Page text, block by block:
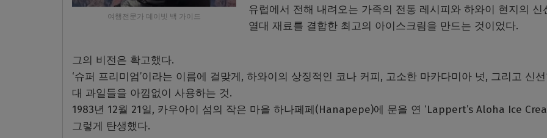
여행전문가 데이빗 백 가이드
유럽에서 전해 내려오는 가족의 전통 레시피와 하와이 현지의 신
열대 재료를 결합한 최고의 아이스크림을 만드는 것이었다.
그의 비전은 확고했다.
‘슈퍼 프리미엄’이라는 이름에 걸맞게, 하와이의 상징적인 코나 커피, 고소한 마카다미아 넛, 그리고 신
대 과일들을 아낌없이 사용하는 것.
1983년 12월 21일, 카우아이 섬의 작은 마을 하나페페(Hanapepe)에 문을 연 ‘Lappert’s Aloha Ice
그렇게 탄생했다.